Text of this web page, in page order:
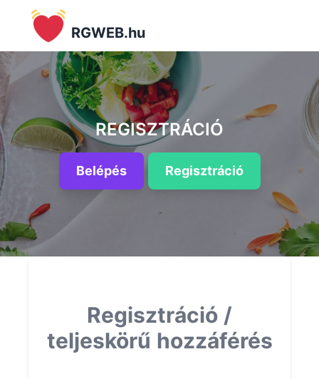
RGWEB.hu
REGISZTRÁCIÓ
Belépés Regisztráció
Regisztráció /
teljeskörű hozzáférés